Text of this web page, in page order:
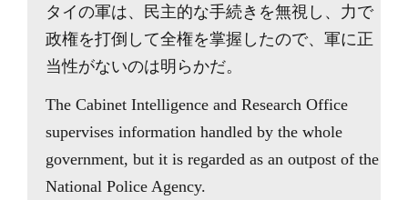
タイの軍は、民主的な手続きを無視し、力で
政権を打倒して全権を掌握したので、軍に正
当性がないのは明らかだ。
The Cabinet Intelligence and Research Office
supervises information handled by the whole
government, but it is regarded as an outpost of the
National Police Agency.